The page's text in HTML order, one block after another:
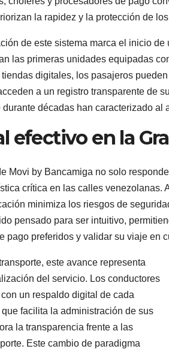
la rapidez y la protección de
de este sistema marca el inicio
las primeras unidades equipadas
tiendas digitales, los pasajeros
a un registro transparente de
décadas han caracterizado al
efectivo en la
Movi by Bancamiga no solo
crítica en las calles venezolanas.
minimiza los riesgos de
pensado para ser intuitivo,
pago preferidos y validar su viaje en
este avance representa
del servicio. Los conductores
un respaldo digital de cada
facilita la administración de sus
la transparencia frente a las
Este cambio de paradigma